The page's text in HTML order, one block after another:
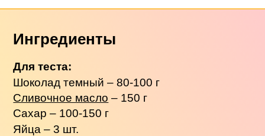
Ингредиенты
Для теста:
Шоколад темный – 80-100 г
Сливочное масло – 150 г
Сахар – 100-150 г
Яйца – 3 шт.